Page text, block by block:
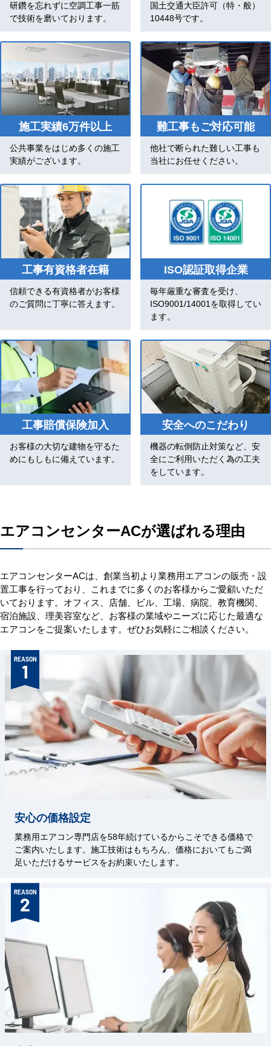
研鑽を忘れずに空調工事一筋
で技術を磨いております。
国土交通大臣許可（特・般）
10448号です。
施工実績6万件以上
公共事業をはじめ多くの施工
実績がございます。
難工事もご対応可能
他社で断られた難しい工事も
当社にお任せください。
工事有資格者在籍
信頼できる有資格者がお客様
のご質問に丁寧に答えます。
ISO認証取得企業
毎年厳重な審査を受け、
ISO9001/14001を取得してい
ます。
工事賠償保険加入
お客様の大切な建物を守るた
めにもしもに備えています。
安全へのこだわり
機器の転倒防止対策など、安
全にご利用いただく為の工夫
をしています。
エアコンセンターACが選ばれる理由
エアコンセンターACは、創業当初より業務用エアコンの販売・設
置工事を行っており、これまでに多くのお客様からご愛顧いただ
いております。オフィス、店舗、ビル、工場、病院、教育機関、
宿泊施設、理美容室など、お客様の業域やニーズに応じた最適な
エアコンをご提案いたします。ぜひお気軽にご相談ください。
REASON
1
安心の価格設定
業務用エアコン専門店を58年続けているからこそできる価格で
ご案内いたします。施工技術はもちろん、価格においてもご満
足いただけるサービスをお約束いたします。
REASON
2